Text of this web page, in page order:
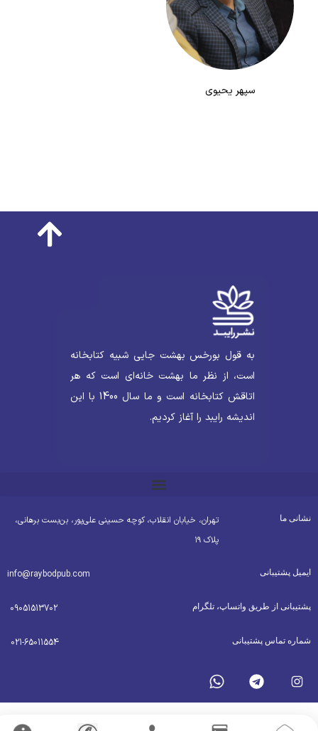
سپهر یحیوی
به قول بورخس بهشت جایی شبیه کتابخانه
است، از نظر ما بهشت خانه‌ای است که هر
اتاقش کتابخانه است و ما سال 1400 با این
اندیشه رایبد را آغاز کردیم.
ما
تهران، خیابان انقلاب، کوچه حسینی علی‌پور، بن‌بست برهانی،
پلاک ۱۹
پشتیبانی info@raybodpub.com
از طریق واتساپ، تلگرام 09051513702
تماس پشتیبانی 021-65011554